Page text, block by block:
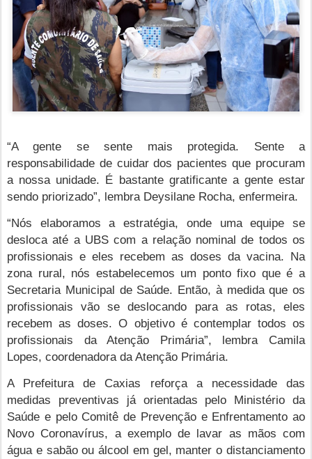
“A gente se sente mais protegida. Sente a
responsabilidade de cuidar dos pacientes que procuram
a nossa unidade. É bastante gratificante a gente estar
sendo priorizado”, lembra Deysilane Rocha, enfermeira.
“Nós elaboramos a estratégia, onde uma equipe se
desloca até a UBS com a relação nominal de todos os
profissionais e eles recebem as doses da vacina. Na
zona rural, nós estabelecemos um ponto fixo que é a
Secretaria Municipal de Saúde. Então, à medida que os
profissionais vão se deslocando para as rotas, eles
recebem as doses. O objetivo é contemplar todos os
profissionais da Atenção Primária”, lembra Camila
Lopes, coordenadora da Atenção Primária.
A Prefeitura de Caxias reforça a necessidade das
medidas preventivas já orientadas pelo Ministério da
Saúde e pelo Comitê de Prevenção e Enfrentamento ao
Novo Coronavírus, a exemplo de lavar as mãos com
água e sabão ou álcool em gel, manter o distanciamento